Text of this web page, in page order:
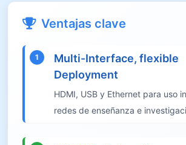
Ventajas clave
1
Multi-Interface, flexible
Deployment
HDMI, USB y Ethernet para uso
redes de enseñanza e